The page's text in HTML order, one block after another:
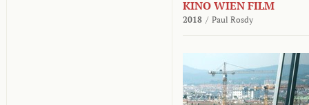
KINO WIEN FILM
2018 / Paul Rosdy